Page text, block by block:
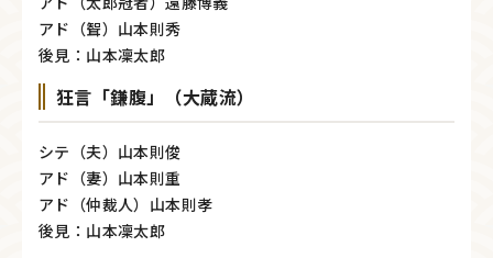
アド（聟）山本則秀
後見：山本凜太郎
狂言「鎌腹」（大蔵流）
シテ（夫）山本則俊
アド（妻）山本則重
アド（仲裁人）山本則孝
後見：山本凜太郎